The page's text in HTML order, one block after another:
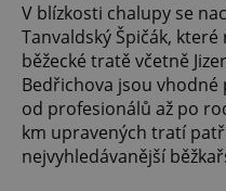
V blízkosti chalupy se
Tanvaldský Špičák,
běžecké tratě včetně
Bedřichova jsou
od profesionálů až po
km upravených tratí
nejvyhledávanější